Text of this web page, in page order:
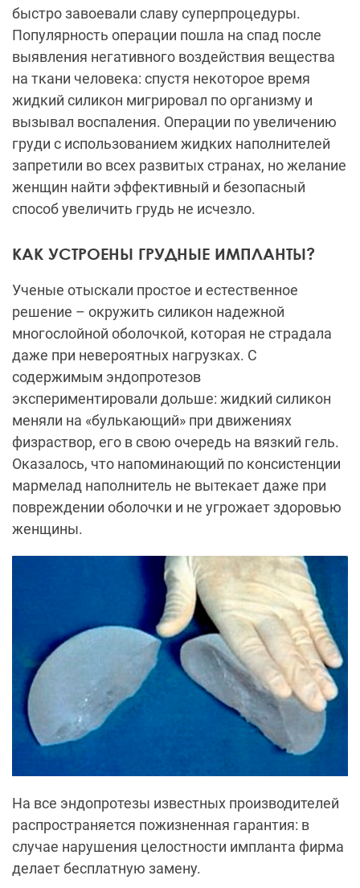
быстро завоевали славу суперпроцедуры.
Популярность операции пошла на спад после
выявления негативного воздействия вещества
на ткани человека: спустя некоторое время
жидкий силикон мигрировал по организму и
вызывал воспаления. Операции по увеличению
груди с использованием жидких наполнителей
запретили во всех развитых странах, но желание
женщин найти эффективный и безопасный
способ увеличить грудь не исчезло.
КАК УСТРОЕНЫ ГРУДНЫЕ ИМПЛАНТЫ?
Ученые отыскали простое и естественное
решение – окружить силикон надежной
многослойной оболочкой, которая не страдала
даже при невероятных нагрузках. С
содержимым эндопротезов
экспериментировали дольше: жидкий силикон
меняли на «булькающий» при движениях
физраствор, его в свою очередь на вязкий гель.
Оказалось, что напоминающий по консистенции
мармелад наполнитель не вытекает даже при
повреждении оболочки и не угрожает здоровью
женщины.
На все эндопротезы известных производителей
распространяется пожизненная гарантия: в
случае нарушения целостности импланта фирма
делает бесплатную замену.